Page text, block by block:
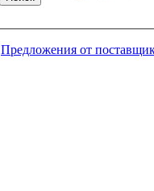
Предложения от